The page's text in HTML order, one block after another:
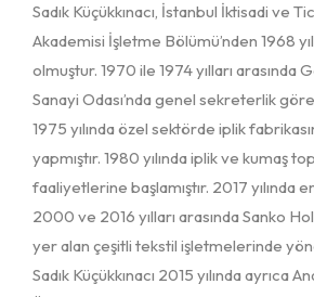
Sadık Küçükkınacı, İstanbul İktisadi ve
Akademisi İşletme Bölümü’nden 1968
olmuştur. 1970 ile 1974 yılları arasında
Sanayi Odası’nda genel sekreterlik
1975 yılında özel sektörde iplik
yapmıştır. 1980 yılında iplik ve kumaş
faaliyetlerine başlamıştır. 2017 yılında
2000 ve 2016 yılları arasında Sanko
yer alan çeşitli tekstil işletmelerinde
Sadık Küçükkınacı 2015 yılında ayrıca